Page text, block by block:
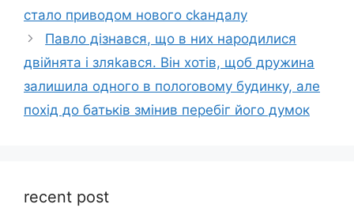
стало приводом нового сkандалу
Павло дізнався, що в них народилися
двійнята і зляkався. Він хотів, щоб дружина
залишила одного в полоrовому будинку, але
похід до батьків змінив перебіг його думок
recent post